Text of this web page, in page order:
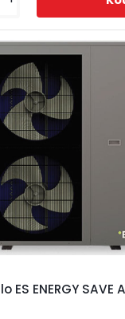
ES ENERGY SAVE